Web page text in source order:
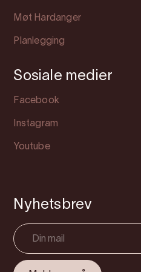
Møt Hardanger
Planlegging
Sosiale medier
Facebook
Instagram
Youtube
Nyhetsbrev